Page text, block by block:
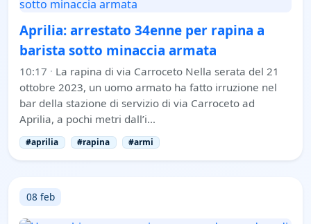
Aprilia: arrestato 34enne per rapina a
barista sotto minaccia armata
10:17 · La rapina di via Carroceto Nella serata del 21
ottobre 2023, un uomo armato ha fatto irruzione nel
bar della stazione di servizio di via Carroceto ad
Aprilia, a pochi metri dall’i…
#aprilia #rapina #armi
08 feb